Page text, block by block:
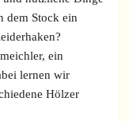
dem Stock ein
ein
lernen wir
Hölzer